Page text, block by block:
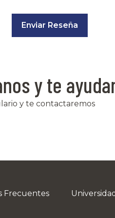
Enviar Reseña
y te
y te contactaremos
Frecuentes